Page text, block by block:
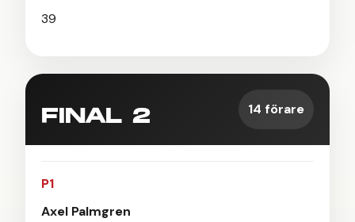
39
FINAL 2 14 förare
P1
Axel Palmgren